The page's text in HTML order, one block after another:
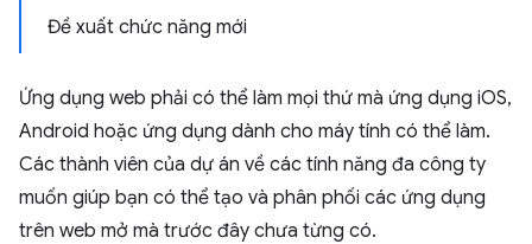
Đề xuất chức năng mới
Ứng dụng web phải có thể làm mọi thứ mà ứng dụng iOS,
Android hoặc ứng dụng dành cho máy tính có thể làm.
Các thành viên của dự án về các tính năng đa công ty
muốn giúp bạn có thể tạo và phân phối các ứng dụng
trên web mở mà trước đây chưa từng có.